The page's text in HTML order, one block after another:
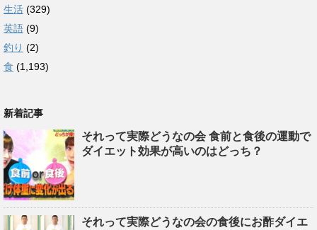
生活 (329)
英語 (9)
釣り (2)
食 (1,193)
新着記事
それって実際どうなの会 食前と食後の運動で
ダイエット効果が高いのはどっち？
それって実際どうなの会の食後にお酢ダイエ